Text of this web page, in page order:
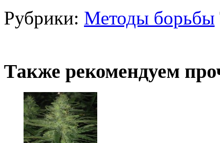
Рубрики: Методы борьбы
Также рекомендуем